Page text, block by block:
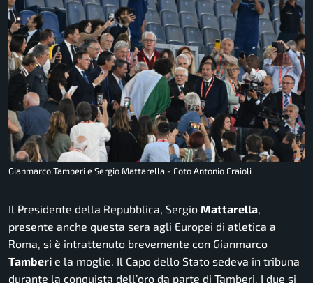
Gianmarco Tamberi e Sergio Mattarella - Foto Antonio Fraioli
Il Presidente della Repubblica, Sergio Mattarella,
presente anche questa sera agli Europei di atletica a
Roma, si è intrattenuto brevemente con Gianmarco
Tamberi e la moglie. Il Capo dello Stato sedeva in tribuna
durante la conquista dell’oro da parte di Tamberi. I due si